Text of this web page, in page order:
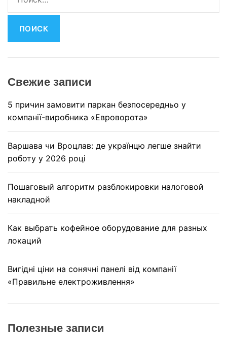
й
и
:
Свежие записи
5 причин замовити паркан безпосередньо у
компанії-виробника «Евроворота»
Варшава чи Вроцлав: де українцю легше знайти
роботу у 2026 році
Пошаговый алгоритм разблокировки налоговой
накладной
Как выбрать кофейное оборудование для разных
локаций
Вигідні ціни на сонячні панелі від компанії
«Правильне електроживлення»
Полезные записи